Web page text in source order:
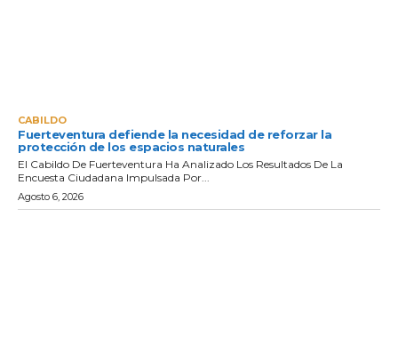
CABILDO
Fuerteventura defiende la necesidad de reforzar la
protección de los espacios naturales
El Cabildo De Fuerteventura Ha Analizado Los Resultados De La
Encuesta Ciudadana Impulsada Por...
Agosto 6, 2026